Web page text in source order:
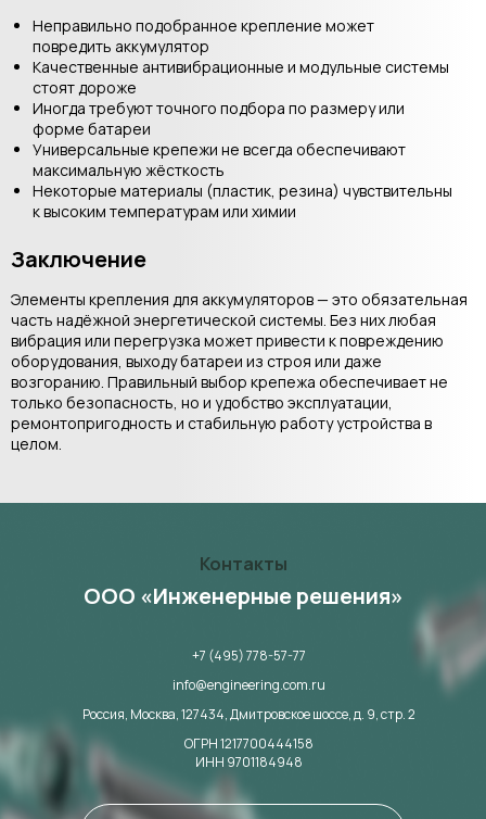
Неправильно подобранное крепление может
повредить аккумулятор
Качественные антивибрационные и модульные системы
стоят дороже
Иногда требуют точного подбора по размеру или
форме батареи
Универсальные крепежи не всегда обеспечивают
максимальную жёсткость
Некоторые материалы (пластик, резина) чувствительны
к высоким температурам или химии
Заключение
Элементы крепления для аккумуляторов — это обязательная
часть надёжной энергетической системы. Без них любая
вибрация или перегрузка может привести к повреждению
оборудования, выходу батареи из строя или даже
возгоранию. Правильный выбор крепежа обеспечивает не
только безопасность, но и удобство эксплуатации,
ремонтопригодность и стабильную работу устройства в
целом.
Контакты
ООО «Инженерные решения»
+7 (495) 778-57-77
info@engineering.com.ru
Россия, Москва,127434,Дмитровское шоссе, д. 9, стр. 2
ОГРН 1217700444158
ИНН 9701184948